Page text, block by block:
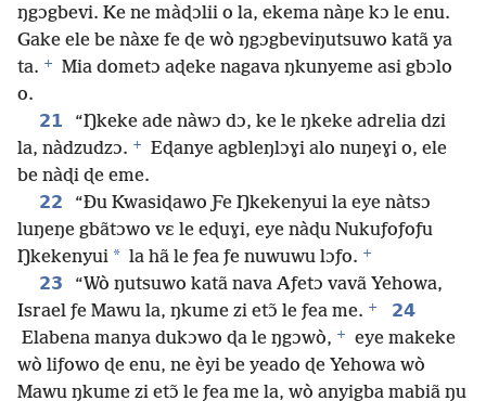
ŋgɔgbevi. Ke ne màɖɔlii o la, ekema nàŋe kɔ le enu.
Gake ele be nàxe fe ɖe wò ŋgɔgbeviŋutsuwo katã ya
ta. +
Mia dometɔ aɖeke nagava ŋkunyeme asi gbɔlo
o.
21
“Ŋkeke ade nàwɔ dɔ, ke le ŋkeke adrelia dzi
la, nàdzudzɔ. +
Eɖanye agbleŋlɔɣi alo nuŋeɣi o, ele
be nàɖi ɖe eme.
22
“Ðu Kwasiɖawo Ƒe Ŋkekenyui la eye nàtsɔ
luŋeŋe gbãtɔwo vɛ le eɖuɣi, eye nàɖu Nukuƒoƒoƒu
Ŋkekenyui * la hã le ƒea ƒe nuwuwu lɔƒo. +
23
“Wò ŋutsuwo katã nava Aƒetɔ vavã Yehowa,
Israel ƒe Mawu la, ŋkume zi etɔ̃ le ƒea me. +
24
Elabena manya dukɔwo ɖa le ŋgɔwò, +
eye makeke
wò liƒowo ɖe enu, ne èyi be yeado ɖe Yehowa wò
Mawu ŋkume zi etɔ̃ le ƒea me la, wò anyigba mabiã ŋu